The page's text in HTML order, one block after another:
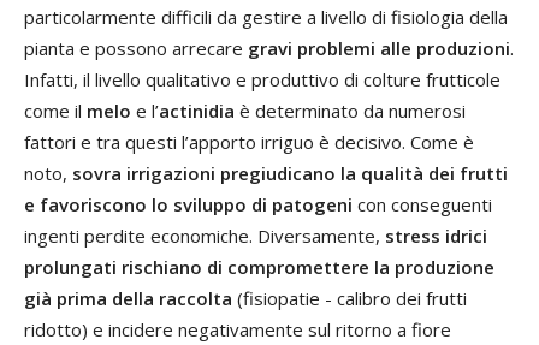
particolarmente difficili da gestire a livello di fisiologia della
pianta e possono arrecare gravi problemi alle produzioni.
Infatti, il livello qualitativo e produttivo di colture frutticole
come il melo e l’actinidia è determinato da numerosi
fattori e tra questi l’apporto irriguo è decisivo. Come è
noto, sovra irrigazioni pregiudicano la qualità dei frutti
e favoriscono lo sviluppo di patogeni con conseguenti
ingenti perdite economiche. Diversamente, stress idrici
prolungati rischiano di compromettere la produzione
già prima della raccolta (fisiopatie - calibro dei frutti
ridotto) e incidere negativamente sul ritorno a fiore